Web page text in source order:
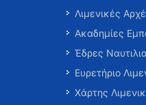
Λιμενικές
Ακαδημίες
Έδρες
Ευρετήριο
Χάρτης